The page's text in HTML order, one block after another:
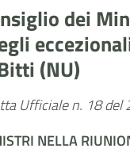
dei
(NU)
Ufficiale n. 18
NELLA